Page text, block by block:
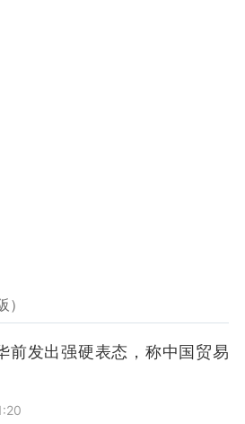
前发出强硬表态，称中国贸易